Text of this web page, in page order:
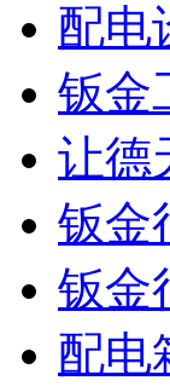
配电
钣金
让德
钣金
钣金
配电